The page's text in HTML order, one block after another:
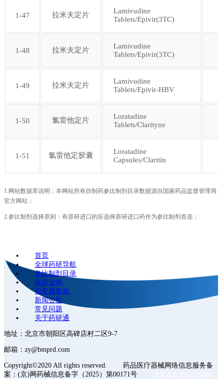
1-47 拉米夫定片
Lamivudine
Tablets/Epivir(3TC)
1-48 拉米夫定片
Lamivudine
Tablets/Epivir(3TC)
1-49 拉米夫定片
Lamivudine
Tablets/Epivir-HBV
1-50 氯雷他定片
Loratadine
Tablets/Clarityne
1-51 氯雷他定胶囊
Loratadine
Capsules/Claritin
1.网站数据库说明：本网站所有仿制药参比制剂目录数据源自国家药品监督管理局
官方网站；
2.参比制剂选择原则：有原研进口的应选择原研进口药作为参比制剂首选；
首页
全球药研导航
参比制剂目录
临床业务
司美格鲁肽
新闻公告
常见问题
关于药研通
地址：北京市朝阳区高碑店村二区9-7
邮箱：zy@bmprd.com
Copyright©2020 All rights reserved. 药品医疗器械网络信息服务备
案：(京)网药械信息备字（2025）第00171号